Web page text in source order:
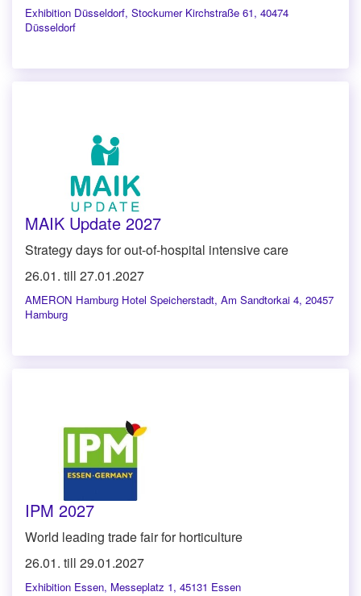
Exhibition Düsseldorf, Stockumer Kirchstraße 61, 40474
Düsseldorf
MAIK Update 2027
Strategy days for out-of-hospital intensive care
26.01. till 27.01.2027
AMERON Hamburg Hotel Speicherstadt, Am Sandtorkai 4, 20457
Hamburg
IPM 2027
World leading trade fair for horticulture
26.01. till 29.01.2027
Exhibition Essen, Messeplatz 1, 45131 Essen